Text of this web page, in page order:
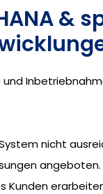
&
nicht